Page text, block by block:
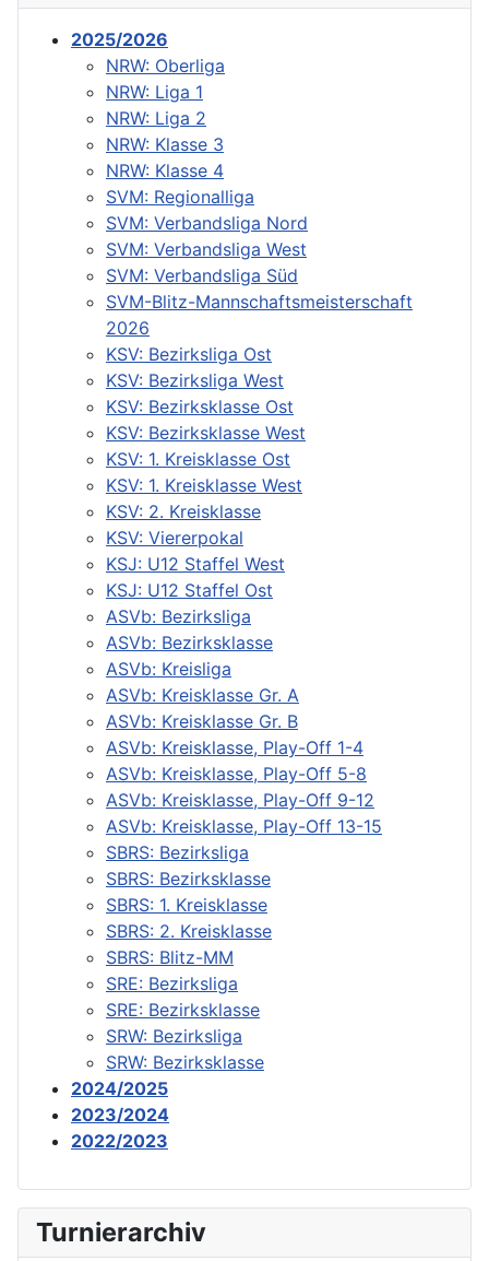
2025/2026
NRW: Oberliga
NRW: Liga 1
NRW: Liga 2
NRW: Klasse 3
NRW: Klasse 4
SVM: Regionalliga
SVM: Verbandsliga Nord
SVM: Verbandsliga West
SVM: Verbandsliga Süd
SVM-Blitz-Mannschaftsmeisterschaft
2026
KSV: Bezirksliga Ost
KSV: Bezirksliga West
KSV: Bezirksklasse Ost
KSV: Bezirksklasse West
KSV: 1. Kreisklasse Ost
KSV: 1. Kreisklasse West
KSV: 2. Kreisklasse
KSV: Viererpokal
KSJ: U12 Staffel West
KSJ: U12 Staffel Ost
ASVb: Bezirksliga
ASVb: Bezirksklasse
ASVb: Kreisliga
ASVb: Kreisklasse Gr. A
ASVb: Kreisklasse Gr. B
ASVb: Kreisklasse, Play-Off 1-4
ASVb: Kreisklasse, Play-Off 5-8
ASVb: Kreisklasse, Play-Off 9-12
ASVb: Kreisklasse, Play-Off 13-15
SBRS: Bezirksliga
SBRS: Bezirksklasse
SBRS: 1. Kreisklasse
SBRS: 2. Kreisklasse
SBRS: Blitz-MM
SRE: Bezirksliga
SRE: Bezirksklasse
SRW: Bezirksliga
SRW: Bezirksklasse
2024/2025
2023/2024
2022/2023
Turnierarchiv